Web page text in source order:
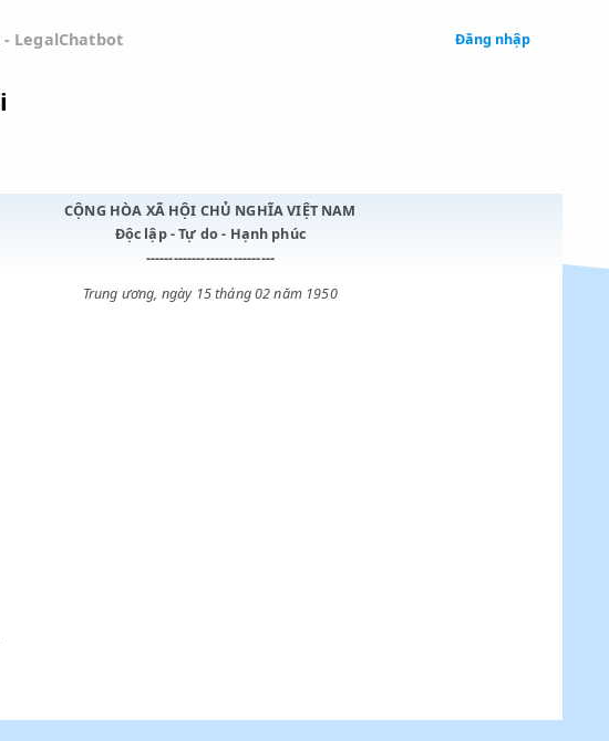
mệnhQA - Legal
tải
CỘNG HÒA XÃ HỘI CHỦ NGHĨA VIỆT NAM
Độc lập - Tự do - Hạnh phúc
----------------------------